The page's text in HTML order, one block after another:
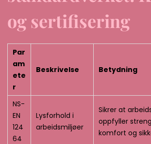
og sertifisering
Par
am
ete
r
Beskrivelse Betydning
NS-
EN
124
64
Lysforhold i
arbeidsmiljøer
Sikrer at
oppfyller
komfort og